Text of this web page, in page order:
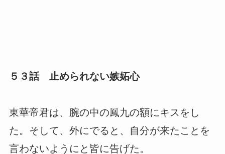
５３話 止められない嫉妬心
東華帝君は、腕の中の鳳九の額にキスをし
た。そして、外にでると、自分が来たことを
言わないようにと皆に告げた。